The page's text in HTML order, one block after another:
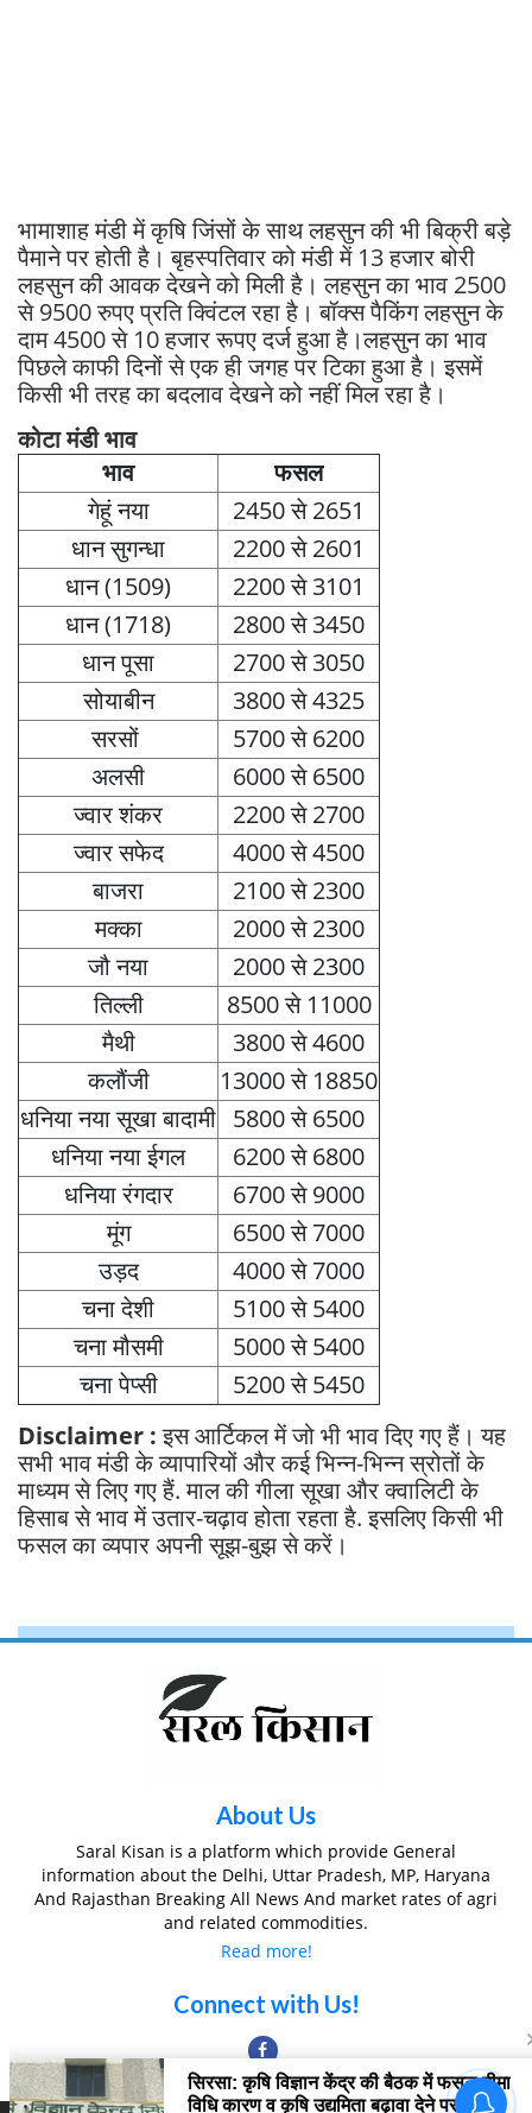
भामाशाह मंडी में कृषि जिंसों के साथ लहसुन की भी बिक्री बड़े
पैमाने पर होती है। बृहस्पतिवार को मंडी में 13 हजार बोरी
लहसुन की आवक देखने को मिली है। लहसुन का भाव 2500
से 9500 रुपए प्रति क्विंटल रहा है। बॉक्स पैकिंग लहसुन के
दाम 4500 से 10 हजार रूपए दर्ज हुआ है।लहसुन का भाव
पिछले काफी दिनों से एक ही जगह पर टिका हुआ है। इसमें
किसी भी तरह का बदलाव देखने को नहीं मिल रहा है।
कोटा मंडी भाव
भाव
फसल
गेहूं नया
2450 से 2651
धान सुगन्धा
2200 से 2601
धान (1509)
2200 से 3101
धान (1718)
2800 से 3450
धान पूसा
2700 से 3050
सोयाबीन
3800 से 4325
सरसों
5700 से 6200
अलसी
6000 से 6500
ज्वार शंकर
2200 से 2700
ज्वार सफेद
4000 से 4500
बाजरा
2100 से 2300
मक्का
2000 से 2300
जौ नया
2000 से 2300
तिल्ली
8500 से 11000
मैथी
3800 से 4600
कलौंजी
13000 से 18850
धनिया नया सूखा बादामी 5800 से 6500
धनिया नया ईगल
6200 से 6800
धनिया रंगदार
6700 से 9000
मूंग
6500 से 7000
उड़द
4000 से 7000
चना देशी
5100 से 5400
चना मौसमी
5000 से 5400
चना पेप्सी
5200 से 5450
Disclaimer :इस आर्टिकल में जो भी भाव दिए गए हैं। यह
सभी भाव मंडी के व्यापारियों और कई भिन्न-भिन्न स्रोतों के
माध्यम से लिए गए हैं. माल की गीला सूखा और क्वालिटी के
हिसाब से भाव में उतार-चढ़ाव होता रहता है. इसलिए किसी भी
फसल का व्यपार अपनी सूझ-बुझ से करें।
About Us
Saral Kisan is a platform which provide General
information about the Delhi, Uttar Pradesh, MP, Haryana
And Rajasthan Breaking All News And market rates of agri
and related commodities.
Read more!
Connect with Us!